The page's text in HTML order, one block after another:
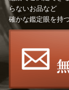
らないお品など
確かな鑑定眼を持